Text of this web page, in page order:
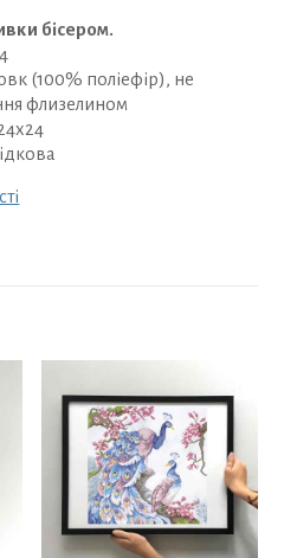
бісером.
(100% поліефір), не
флизелином